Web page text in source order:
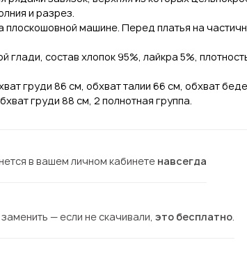
и разрез.
плоскошовной машине. Перед платья на
глади, состав хлопок 95%, лайкра 5%,
груди 86 см, обхват талии 66 см, обхват
груди 88 см, 2 полнотная группа.
в вашем личном кабинете навсегда
— если не скачивали, это бесплатно